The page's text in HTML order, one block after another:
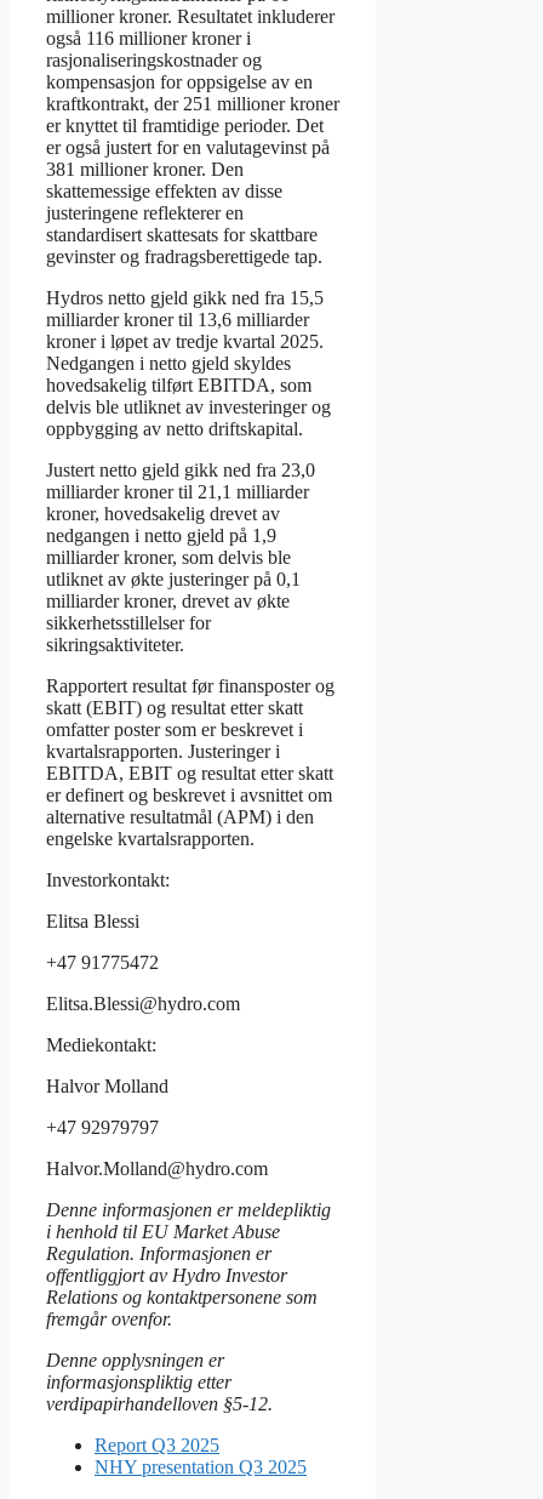
millioner kroner. Resultatet inkluderer
også 116 millioner kroner i
rasjonaliseringskostnader og
kompensasjon for oppsigelse av en
kraftkontrakt, der 251 millioner kroner
er knyttet til framtidige perioder. Det
er også justert for en valutagevinst på
381 millioner kroner. Den
skattemessige effekten av disse
justeringene reflekterer en
standardisert skattesats for skattbare
gevinster og fradragsberettigede tap.
Hydros netto gjeld gikk ned fra 15,5
milliarder kroner til 13,6 milliarder
kroner i løpet av tredje kvartal 2025.
Nedgangen i netto gjeld skyldes
hovedsakelig tilført EBITDA, som
delvis ble utliknet av investeringer og
oppbygging av netto driftskapital.
Justert netto gjeld gikk ned fra 23,0
milliarder kroner til 21,1 milliarder
kroner, hovedsakelig drevet av
nedgangen i netto gjeld på 1,9
milliarder kroner, som delvis ble
utliknet av økte justeringer på 0,1
milliarder kroner, drevet av økte
sikkerhetsstillelser for
sikringsaktiviteter.
Rapportert resultat før finansposter og
skatt (EBIT) og resultat etter skatt
omfatter poster som er beskrevet i
kvartalsrapporten. Justeringer i
EBITDA, EBIT og resultat etter skatt
er definert og beskrevet i avsnittet om
alternative resultatmål (APM) i den
engelske kvartalsrapporten.
Investorkontakt:
Elitsa Blessi
+47 91775472
Elitsa.Blessi@hydro.com
Mediekontakt:
Halvor Molland
+47 92979797
Halvor.Molland@hydro.com
Denne informasjonen er meldepliktig
i henhold til EU Market Abuse
Regulation. Informasjonen er
offentliggjort av Hydro Investor
Relations og kontaktpersonene som
fremgår ovenfor.
Denne opplysningen er
informasjonspliktig etter
verdipapirhandelloven §5-12.
Report Q3 2025
NHY presentation Q3 2025